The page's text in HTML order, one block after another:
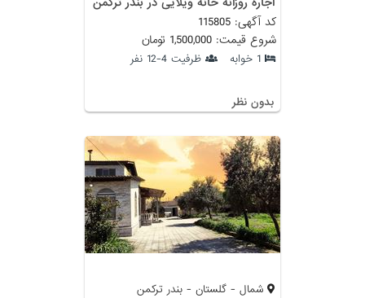
کد آگهی: 115805
شروع قیمت: 1,500,000 تومان
1 خوابه ظرفیت 4-12 نفر
بدون نظر
شمال - گلستان - بندر ترکمن